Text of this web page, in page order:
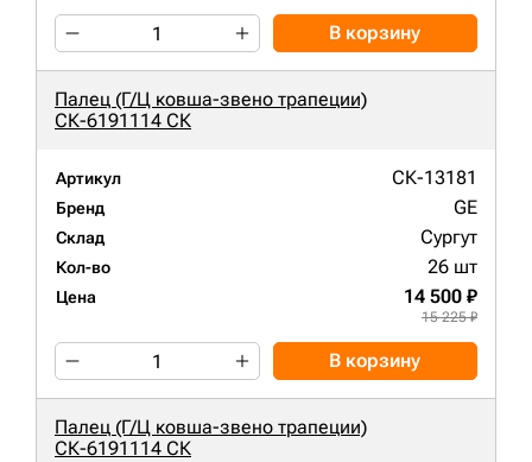
В корзину
Палец (Г/Ц ковша-звено трапеции)
СК-6191114 СК
Артикул СК-13181
Бренд GE
Склад Сургут
Кол-во 26 шт
Цена 14 500 ₽
15 225 ₽
В корзину
Палец (Г/Ц ковша-звено трапеции)
СК-6191114 СК